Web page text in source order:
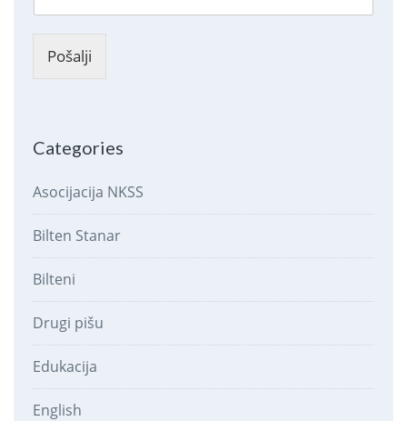
Pošalji
Categories
Asocijacija NKSS
Bilten Stanar
Bilteni
Drugi pišu
Edukacija
English